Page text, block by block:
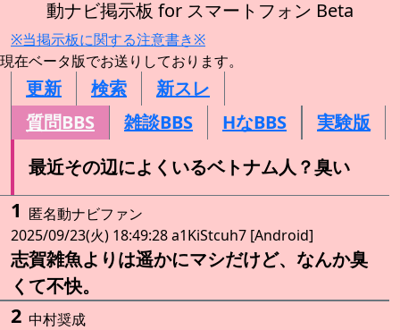
動ナビ掲示板 for スマートフォン Beta
※当掲示板に関する注意書き※
現在ベータ版でお送りしております。
更新 検索
新スレ
質問BBS
雑談BBS HなBBS
実験版
最近その辺によくいるベトナム人？臭い
1 匿名動ナビファン
2025/09/23(火) 18:49:28 a1KiStcuh7 [Android]
志賀雑魚よりは遥かにマシだけど、なんか臭
くて不快。
2 中村奨成